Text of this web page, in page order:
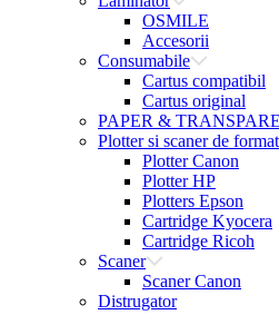
OSMILE
Accesorii
Consumabile
Cartus compatibil
Cartus original
PAPER &
Plotter si scaner de
Plotter Canon
Plotter HP
Plotters Epson
Cartridge Kyocera
Cartridge Ricoh
Scaner
Scaner Canon
Distrugator